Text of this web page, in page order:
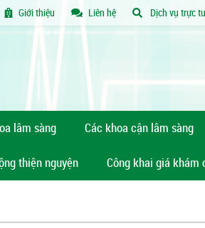
Giới thiệu Liên hệ Dịch vụ trực
lâm sàng Các khoa cận lâm sàng
thiện nguyện Công khai giá khám